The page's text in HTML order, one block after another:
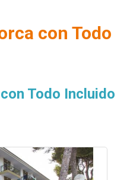
con Todo
Todo Incluido